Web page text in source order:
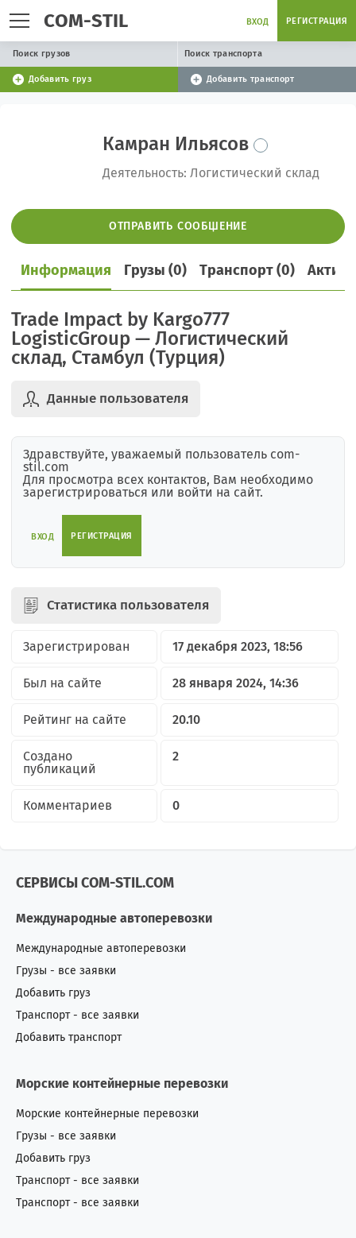
COM-STIL ВХОД РЕГИСТРАЦИЯ
Поиск грузов Поиск транспорта
Добавить груз Добавить транспорт
Камран Ильясов
Деятельность: Логистический склад
ОТПРАВИТЬ СООБЩЕНИЕ
Информация Грузы (0) Транспорт (0)
Trade Impact by Kargo777
LogisticGroup — Логистический
склад, Стамбул (Турция)
Данные пользователя
Здравствуйте, уважаемый пользователь com-
stil.com
Для просмотра всех контактов, Вам необходимо
зарегистрироваться или войти на сайт.
ВХОД РЕГИСТРАЦИЯ
Статистика пользователя
Зарегистрирован 17 декабря 2023, 18:56
Был на сайте 28 января 2024, 14:36
Рейтинг на сайте 20.10
Создано
публикаций
2
Комментариев 0
СЕРВИСЫ COM-STIL.COM
Международные автоперевозки
Международные автоперевозки
Грузы - все заявки
Добавить груз
Транспорт - все заявки
Добавить транспорт
Морские контейнерные перевозки
Морские контейнерные перевозки
Грузы - все заявки
Добавить груз
Транспорт - все заявки
Транспорт - все заявки